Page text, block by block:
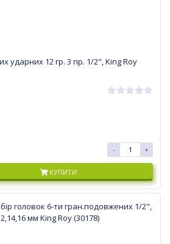
ударних 12 гр. 3 пр. 1/2", King Roy
- +
КУПИТИ